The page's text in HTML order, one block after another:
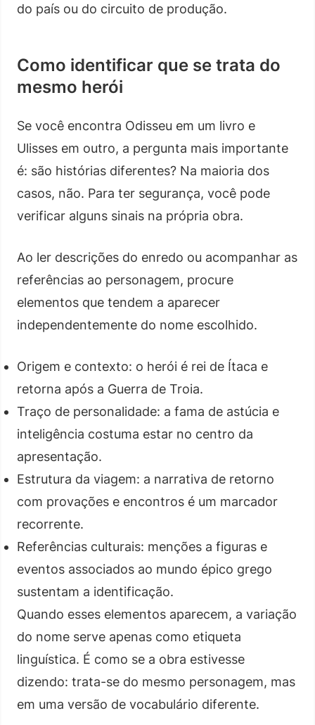
do país ou do circuito de produção.
Como identificar que se trata do
mesmo herói
Se você encontra Odisseu em um livro e
Ulisses em outro, a pergunta mais importante
é: são histórias diferentes? Na maioria dos
casos, não. Para ter segurança, você pode
verificar alguns sinais na própria obra.
Ao ler descrições do enredo ou acompanhar as
referências ao personagem, procure
elementos que tendem a aparecer
independentemente do nome escolhido.
Origem e contexto: o herói é rei de Ítaca e
retorna após a Guerra de Troia.
Traço de personalidade: a fama de astúcia e
inteligência costuma estar no centro da
apresentação.
Estrutura da viagem: a narrativa de retorno
com provações e encontros é um marcador
recorrente.
Referências culturais: menções a figuras e
eventos associados ao mundo épico grego
sustentam a identificação.
Quando esses elementos aparecem, a variação
do nome serve apenas como etiqueta
linguística. É como se a obra estivesse
dizendo: trata-se do mesmo personagem, mas
em uma versão de vocabulário diferente.